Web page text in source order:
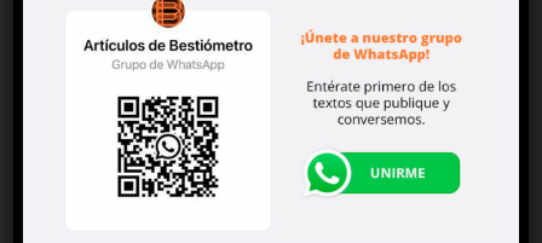
Entonces, ¿renunciará Seara Sierra, lo
harán renunciar voluntariamente a la
fuerza, o se quedará con la candidatura
haciendo acopio de un cinismo
indestructible tipo “El gober precioso”?
Poner ejemplo por un: ¿Y cómo